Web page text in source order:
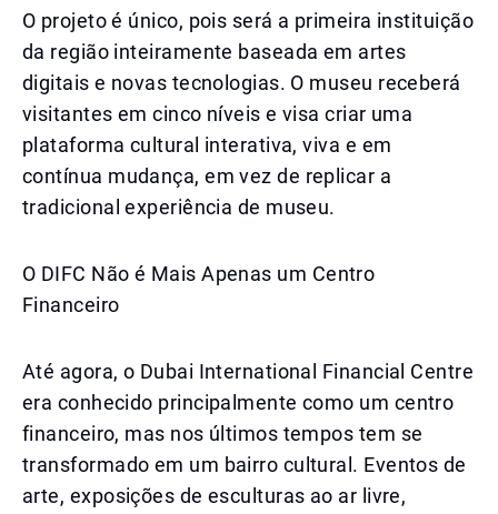
O projeto é único, pois será a primeira instituição
da região inteiramente baseada em artes
digitais e novas tecnologias. O museu receberá
visitantes em cinco níveis e visa criar uma
plataforma cultural interativa, viva e em
contínua mudança, em vez de replicar a
tradicional experiência de museu.
O DIFC Não é Mais Apenas um Centro
Financeiro
Até agora, o Dubai International Financial Centre
era conhecido principalmente como um centro
financeiro, mas nos últimos tempos tem se
transformado em um bairro cultural. Eventos de
arte, exposições de esculturas ao ar livre,